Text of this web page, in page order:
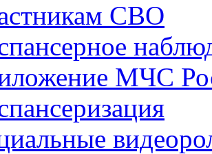
СВО
МЧС